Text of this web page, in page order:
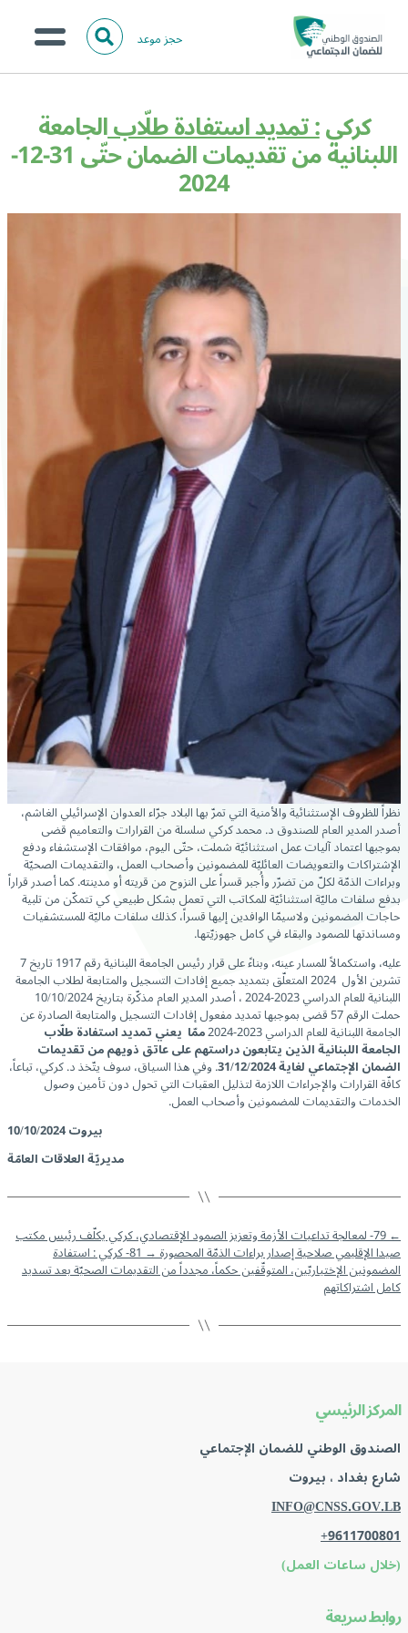
حجز موعد ا
ل
ث
الخدمات الالكترونية
المركز الإعلامي
تواصل معنا
البحث
كركي: تمديد استفادة طلّابالجامعة
اللبنانية من تقديمات الضمان حتّى 31-12-
2024
نظراً للظروف الإستثنائية والأمنية التي تمرّ بها البلاد جرّاء العدوان الإسرائيلي الغاشم،
أصدر المدير العام للصندوق د. محمد كركي سلسلة من القرارات والتعاميم قضى
بموجبها اعتماد آليات عمل استثنائيّة شملت، حتّى اليوم، موافقات الإستشفاء ودفع
الإشتراكات والتعويضات العائليّة للمضمونين وأصحاب العمل، والتقديمات الصحيّة
وبراءات الذمّة لكلّ من تضرّر وأُجبر قسراً على النزوح من قريته أو مدينته. كما أصدر قراراً
بدفع سلفات ماليّة استثنائيّة للمكاتب التي تعمل بشكل طبيعي كي تتمكّن من تلبية
حاجات المضمونين ولاسيمّا الوافدين إليها قسراً، كذلك سلفات ماليّة للمستشفيات
ومساندتها للصمود والبقاء في كامل جهوزيّتها.
عليه، واستكمالاً للمسار عينه، وبناءً على قرار رئيس الجامعة اللبنانية رقم 1917 تاريخ 7
تشرين الأول 2024 المتعلّق بتمديد جميع إفادات التسجيل والمتابعة لطلاب الجامعة
اللبنانية للعام الدراسي 2023-2024 ، أصدر المدير العام مذكّرة بتاريخ 10/10/2024
حملت الرقم 57 قضى بموجبها تمديد مفعول إفادات التسجيل والمتابعة الصادرة عن
الجامعة اللبنانية للعام الدراسي 2023-2024 ممّا يعني تمديد استفادة طلّاب
الجامعة اللبنانية الذين يتابعون دراستهم على عاتق ذويهم من تقديمات
الضمان الإجتماعيلغاية 31/12/2024 .وفي هذا السياق، سوف يتّخذ د. كركي، تباعاً،
كافّة القرارات والإجراءات اللازمة لتذليل العقبات التي تحول دون تأمين وصول
الخدمات والتقديمات للمضمونين وأصحاب العمل.
بيروت 10/10/2024
مديريّة العلاقات العامّة
← 79- لمعالجة تداعيات الأزمة وتعزيز الصمود الإقتصادي، كركي يكلّف رئيس مكتب
صيدا الإقليمي صلاحية إصدار براءات الذمّة المحصورة→ 81- كركي : استفادة
المضمونين الإختياريّين، المتوقّفين حكماً، مجدداً من التقديمات الصحيّة بعد تسديد
كامل اشتراكاتهم
المركز الرئيسي
الصندوق الوطني للضمان الإجتماعي
شارع بغداد ، بيروت
INFO@CNSS.GOV.LB
+9611700801
(خلال ساعات العمل)
روابط سريعة